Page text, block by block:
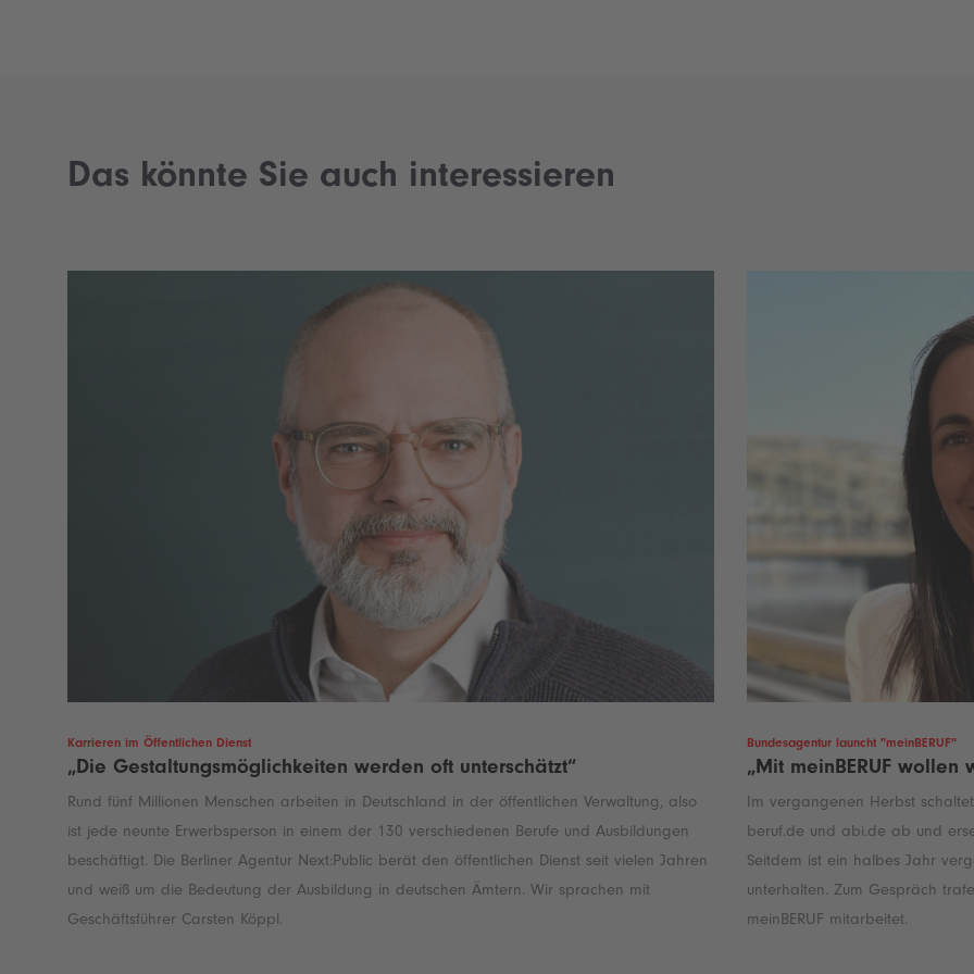
e
Das könnte Sie auch interessieren
Karrieren im Öffentlichen Dienst
„Die Gestaltungsmöglichkeiten werden oft unterschätzt“
Rund fünf Millionen Menschen arbeiten in Deutschland in der öffentlichen Verwaltung, also
ist jede neunte Erwerbsperson in einem der 130 verschiedenen Berufe und Ausbildungen
beschäftigt. Die Berliner Agentur Next:Public berät den öffentlichen Dienst seit vielen Jahren
und weiß um die Bedeutung der Ausbildung in deutschen Ämtern. Wir sprachen mit
Geschäftsführer Carsten Köppl.
Bundesagentur launcht "meinBERUF"
„Mit meinBERUF
Im vergangenen Herbst
beruf.de und abi.de ab und
Seitdem ist ein halbes Jahr
unterhalten. Zum Gespräch
meinBERUF mitarbeitet.